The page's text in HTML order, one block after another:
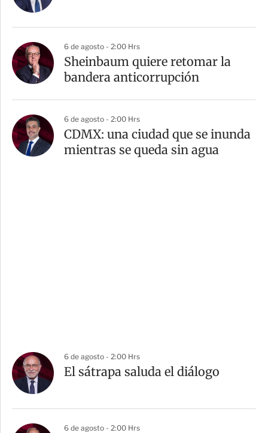
6 de agosto - 2:00 Hrs
Sheinbaum quiere retomar la
bandera anticorrupción
6 de agosto - 2:00 Hrs
CDMX: una ciudad que se inunda
mientras se queda sin agua
6 de agosto - 2:00 Hrs
El sátrapa saluda el diálogo
6 de agosto - 2:00 Hrs